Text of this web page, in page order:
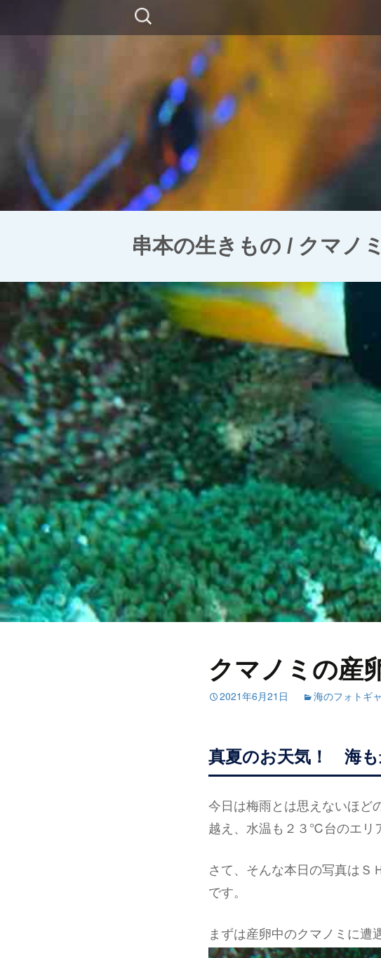
検
索:
コ
ン
テ
串本の生きもの / クマノ
クマノミの産
2021年6月21日 海のフォトギ
真夏のお天気！ 海も
今日は梅雨とは思えないほ
越え、水温も２３℃台のエリ
さて、そんな本日の写真はＳ
です。
まずは産卵中のクマノミに遭